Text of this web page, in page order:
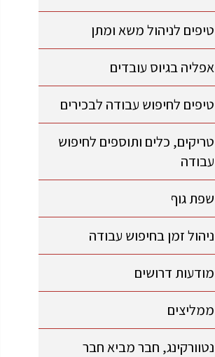
טיפים לניהול משא ומתן
אפליה בגיוס עובדים
טיפים לחיפוש עבודה לבכירים
טריקים, כלים ותוספים לחיפוש
עבודה
שפת גוף
ניהול זמן בחיפוש עבודה
מודעות דרושים
ממליצים
נטוורקינג, חבר מביא חבר